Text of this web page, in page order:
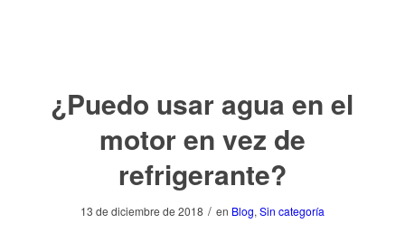
¿Puedo usar agua en el
motor en vez de
refrigerante?
13 de diciembre de 2018 / en Blog, Sin categoría